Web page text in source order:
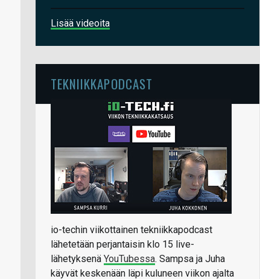
Lisää videoita
TEKNIIKKAPODCAST
io-techin viikottainen tekniikkapodcast
lähetetään perjantaisin klo 15 live-
lähetyksenä YouTubessa. Sampsa ja Juha
käyvät keskenään läpi kuluneen viikon ajalta